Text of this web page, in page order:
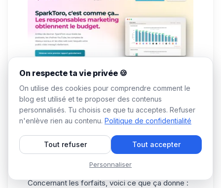
SparkToro sert à :
📊 Découvrir les sites, comptes sociaux et
👩🏻‍🎨 Construire un plus réaliste.
Concernant les forfaits, voici ce que ça donne :
On respecte ta vie privée 🍪
On utilise des cookies pour comprendre comment le
blog est utilisé et te proposer des contenus
personnalisés. Tu choisis ce que tu acceptes. Refuser
n'enlève rien au contenu. Politique de confidentialité
Tout refuser Tout accepter
Personnaliser